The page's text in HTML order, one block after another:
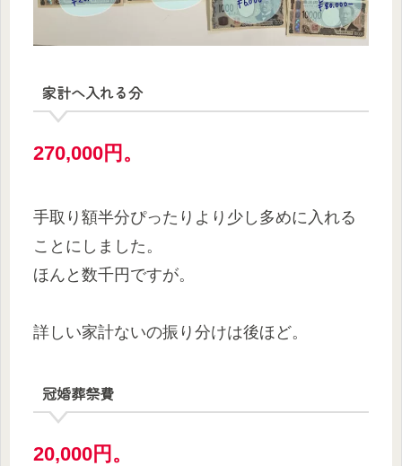
家計へ入れる分
270,000円。
手取り額半分ぴったりより少し多めに入れる
ことにしました。
ほんと数千円ですが。
詳しい家計ないの振り分けは後ほど。
冠婚葬祭費
20,000円。